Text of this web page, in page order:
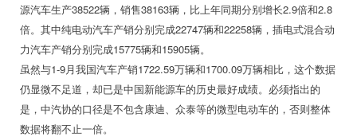
源汽车生产38522辆，销售38163辆，比上年同期分别增长2.9倍和2.8
倍。其中纯电动汽车产销分别完成22747辆和22258辆，插电式混合动
力汽车产销分别完成15775辆和15905辆。
虽然与1-9月我国汽车产销1722.59万辆和1700.09万辆相比，这个数据
仍显微不足道，却已是中国新能源车的历史最好成绩。必须指出的
是，中汽协的口径是不包含康迪、众泰等的微型电动车的，否则整体
数据将翻不止一倍。